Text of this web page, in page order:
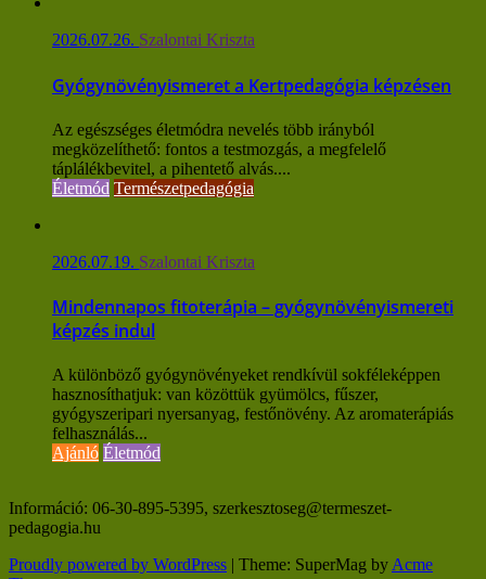
2026.07.26. Szalontai Kriszta
Gyógynövényismeret a Kertpedagógia képzésen
Az egészséges életmódra nevelés több irányból
megközelíthető: fontos a testmozgás, a megfelelő
táplálékbevitel, a pihentető alvás....
Életmód Természetpedagógia
2026.07.19. Szalontai Kriszta
Mindennapos fitoterápia – gyógynövényismereti
képzés indul
A különböző gyógynövényeket rendkívül sokféleképpen
hasznosíthatjuk: van közöttük gyümölcs, fűszer,
gyógyszeripari nyersanyag, festőnövény. Az aromaterápiás
felhasználás...
Ajánló Életmód
Információ: 06-30-895-5395, szerkesztoseg@termeszet-
pedagogia.hu
Proudly powered by WordPress | Theme: SuperMag byAcme